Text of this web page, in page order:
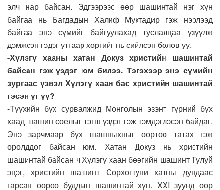
элч нар байсан. Эдгээрээс өөр шашинтай нэг хүн
байгаа нь Багдадын Халиф Муктадир гэж нэрлээд
байгаа энэ сүмийг байгуулахад туслалцаа үзүүлж
дэмжсэн гэдэг утгаар хөргийг нь сийлсэн болов уу.
-Хүлэгү хааны хатан Докуз христийн шашинтай
байсан гэж үздэг юм билээ. Тэгэхээр энэ сүмийн
зургаас үзвэл Хүлэгү хаан бас христийн шашинтай
гэсэн үг үү?
-Түүхийн бүх сурвалжид Монголын эзэнт гүрний бүх
хаад шашин соёлыг тэгш үздэг гэж тэмдэглэсэн байдаг.
Энэ зарчмаар бүх шашныхныг өөртөө татах гэж
оролддог байсан юм. Хатан Докуз нь христийн
шашинтай байсан ч Хүлэгү хаан бөөгийн шашинт Тулуй
эцэг, христийн шашинт Сорхогтуни хатны дундаас
гарсан өөрөө буддын шашинтай хүн. XXI зуунд өөр